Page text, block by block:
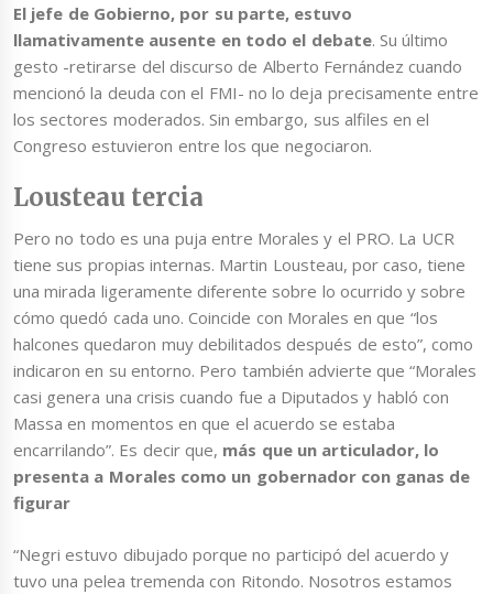
El jefe de Gobierno, por su parte, estuvo
llamativamente ausente en todo el debate. Su último
gesto -retirarse del discurso de Alberto Fernández cuando
mencionó la deuda con el FMI- no lo deja precisamente entre
los sectores moderados. Sin embargo, sus alfiles en el
Congreso estuvieron entre los que negociaron.
Lousteau tercia
Pero no todo es una puja entre Morales y el PRO. La UCR
tiene sus propias internas. Martin Lousteau, por caso, tiene
una mirada ligeramente diferente sobre lo ocurrido y sobre
cómo quedó cada uno. Coincide con Morales en que “los
halcones quedaron muy debilitados después de esto”, como
indicaron en su entorno. Pero también advierte que “Morales
casi genera una crisis cuando fue a Diputados y habló con
Massa en momentos en que el acuerdo se estaba
encarrilando”. Es decir que, más que un articulador, lo
presenta a Morales como un gobernador con ganas de
figurar
“Negri estuvo dibujado porque no participó del acuerdo y
tuvo una pelea tremenda con Ritondo. Nosotros estamos